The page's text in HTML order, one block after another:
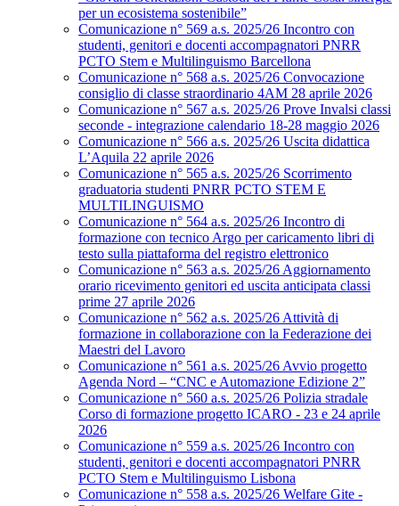
per un ecosistema sostenibile”
Comunicazione n° 569 a.s. 2025/26 Incontro con
studenti, genitori e docenti accompagnatori PNRR
PCTO Stem e Multilinguismo Barcellona
Comunicazione n° 568 a.s. 2025/26 Convocazione
consiglio di classe straordinario 4AM 28 aprile 2026
Comunicazione n° 567 a.s. 2025/26 Prove Invalsi classi
seconde - integrazione calendario 18-28 maggio 2026
Comunicazione n° 566 a.s. 2025/26 Uscita didattica
L’Aquila 22 aprile 2026
Comunicazione n° 565 a.s. 2025/26 Scorrimento
graduatoria studenti PNRR PCTO STEM E
MULTILINGUISMO
Comunicazione n° 564 a.s. 2025/26 Incontro di
formazione con tecnico Argo per caricamento libri di
testo sulla piattaforma del registro elettronico
Comunicazione n° 563 a.s. 2025/26 Aggiornamento
orario ricevimento genitori ed uscita anticipata classi
prime 27 aprile 2026
Comunicazione n° 562 a.s. 2025/26 Attività di
formazione in collaborazione con la Federazione dei
Maestri del Lavoro
Comunicazione n° 561 a.s. 2025/26 Avvio progetto
Agenda Nord – “CNC e Automazione Edizione 2”
Comunicazione n° 560 a.s. 2025/26 Polizia stradale
Corso di formazione progetto ICARO - 23 e 24 aprile
2026
Comunicazione n° 559 a.s. 2025/26 Incontro con
studenti, genitori e docenti accompagnatori PNRR
PCTO Stem e Multilinguismo Lisbona
Comunicazione n° 558 a.s. 2025/26 Welfare Gite -